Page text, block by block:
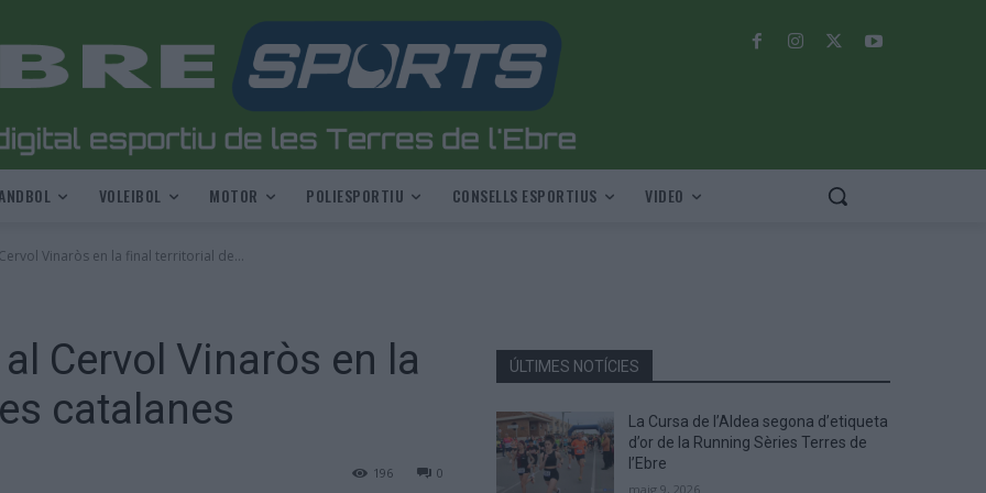
VOLEIBOL MOTOR POLIESPORTIU CONSELLS ESPORTIUS VIDEO
Vinaròs en la final territorial de...
Cervol Vinaròs en la
catalanes
0
196
ÚLTIMES NOTÍCIES
La Cursa de l’Aldea segona d’etiqueta
d’or de la Running Sèries Terres de
l’Ebre
maig 9, 2026